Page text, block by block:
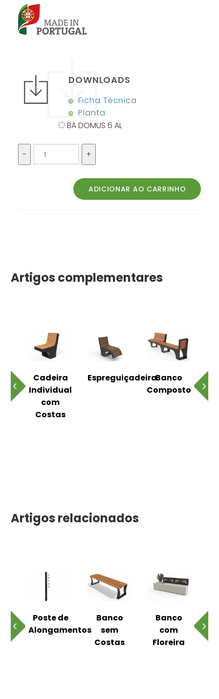
DOWNLOADS
Ficha Técnica
Planta
BA DOMUS 6 AL
Artigos complementares
Cadeira
Individual
com
Costas
EspreguiçadeiraBanco
Composto
Artigos relacionados
Poste de
Alongamentos
Banco
sem
Costas
Banco
com
Floreira